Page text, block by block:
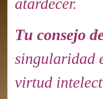
Tu consejo
singularidad
virtud